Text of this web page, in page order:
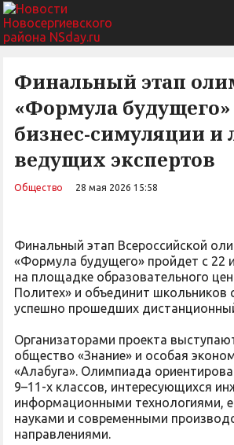
Финальный этап
«Формула
бизнес-симуляции и
ведущих экспертов
Общество 28 мая 2026 15:58
Финальный этап Всероссийской
«Формула будущего» пройдет с 22
на площадке образовательного
Политех» и объединит школьников
успешно прошедших
Организаторами проекта
общество «Знание» и особая
«Алабуга». Олимпиада
9–11-х классов, интересующихся
информационными технологиями,
науками и современными
направлениями.